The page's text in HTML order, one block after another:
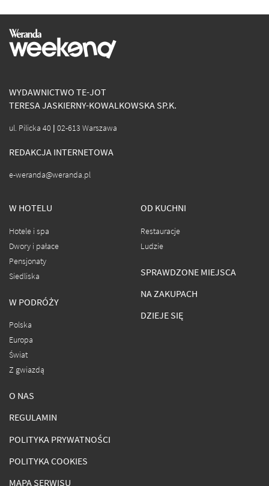
WYDAWNICTWO TE-JOT
TERESA JASKIERNY-KOWALKOWSKA SP.K.
ul. Pilicka 40 | 02-613 Warszawa
REDAKCJA INTERNETOWA
e-weranda@weranda.pl
W HOTELU
Hotele i spa
Dwory i pałace
Pensjonaty
Siedliska
W PODRÓŻY
Polska
Europa
Świat
Z gwiazdą
OD KUCHNI
Restauracje
Ludzie
SPRAWDZONE MIEJSCA
NA ZAKUPACH
DZIEJE SIĘ
O NAS
REGULAMIN
POLITYKA PRYWATNOŚCI
POLITYKA COOKIES
MAPA SERWISU